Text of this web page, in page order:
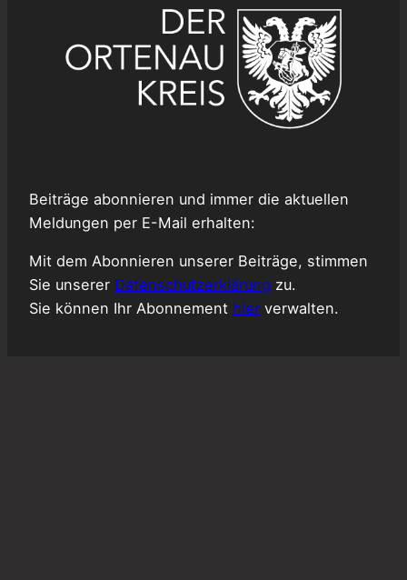
Beiträge abonnieren und immer die aktuellen
Meldungen per E-Mail erhalten:
Mit dem Abonnieren unserer Beiträge, stimmen
Sie unserer Datenschutzerklärung zu.
Sie können Ihr Abonnement hier verwalten.